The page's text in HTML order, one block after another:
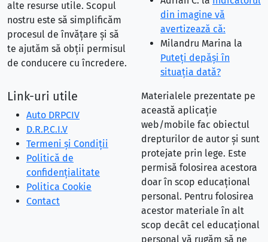
alte resurse utile. Scopul
nostru este să simplificăm
procesul de învățare și să
te ajutăm să obții permisul
de conducere cu încredere.
din imagine vă
avertizează că:
Milandru Marina la
Puteţi depăşi în
situaţia dată?
Link-uri utile
Auto DRPCIV
D.R.P.C.I.V
Termeni și Condiții
Politică de
confidențialitate
Politica Cookie
Contact
Materialele prezentate pe
această aplicație
web/mobile fac obiectul
drepturilor de autor și sunt
protejate prin lege. Este
permisă folosirea acestora
doar în scop educațional
personal. Pentru folosirea
acestor materiale în alt
scop decât cel educațional
personal vă rugăm să ne